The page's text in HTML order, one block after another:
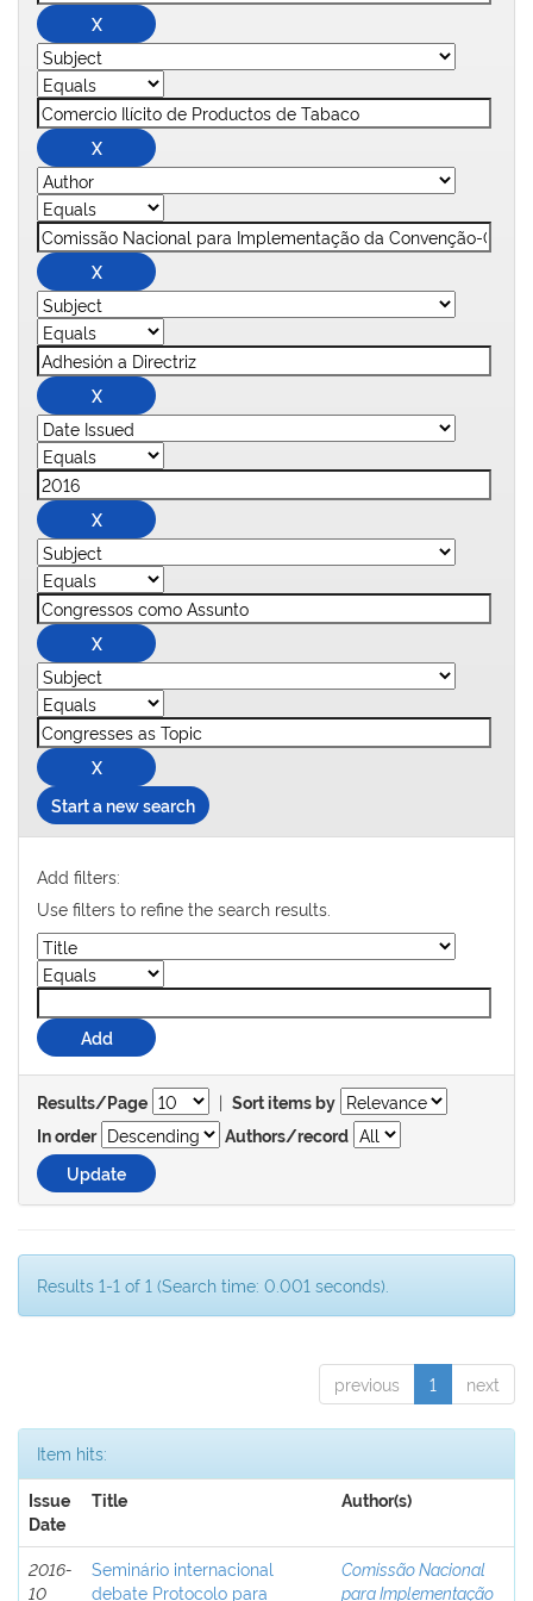
Start a new search
Add filters:
Use filters to refine the search results.
Results/Page | Sort items by
In order
Authors/record
Results 1-1 of 1 (Search time: 0.001 seconds).
previous 1 next
Item hits:
Issue
Date
Title Author(s)
2016-
10
Seminário internacional
debate Protocolo para
Comissão Nacional
para Implementação